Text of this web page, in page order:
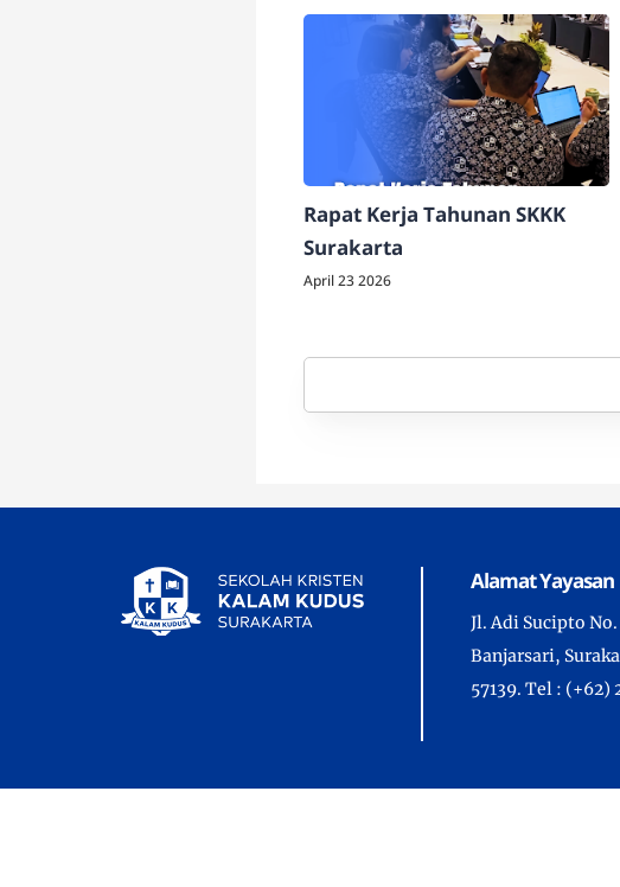
Rapat Kerja Tahunan SKKK
Surakarta
April 23 2026
Alamat Yayasan
Jl. Adi Sucipto
Banjarsari,
57139. Tel : (+62)